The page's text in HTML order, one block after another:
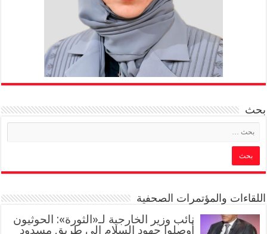
بحث
اللقاءات والمؤتمرات الصحفية
‏نائب وزير الخارجية لـ«الثورة»: الحوثيون
أوصلوا جهود السلام إلى طريق مسدود